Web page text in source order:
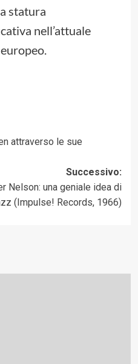
statura
nell’attuale
attraverso le sue
Successivo:
Nelson: una geniale idea di
(Impulse! Records, 1966)